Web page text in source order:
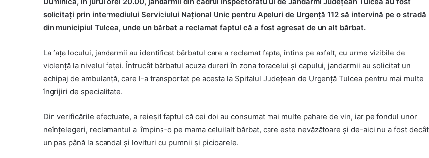
solicitați prin intermediului Serviciului Naţional Unic pentru Apeluri de Urgenţă 112 să intervină pe o stradă
din municipiul Tulcea, unde un bărbat a reclamat faptul că a fost agresat de un alt bărbat.
La fața locului, jandarmii au identificat bărbatul care a reclamat fapta, întins pe asfalt, cu urme vizibile de
violență la nivelul feței. Întrucât bărbatul acuza dureri în zona toracelui și capului, jandarmii au solicitat un
echipaj de ambulanță, care l-a transportat pe acesta la Spitalul Județean de Urgență Tulcea pentru mai multe
îngrijiri de specialitate.
Din verificările efectuate, a reieșit faptul că cei doi au consumat mai multe pahare de vin, iar pe fondul unor
neînțelegeri, reclamantul a împins-o pe mama celuilalt bărbat, care este nevăzătoare și de-aici nu a fost decât
un pas până la scandal și lovituri cu pumnii și picioarele.